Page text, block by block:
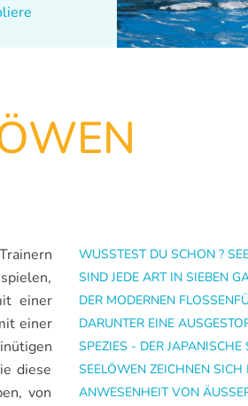
einer
einer
diese
von
WUSSTEST DU SCHON ?
SIND JEDE ART IN SIEBEN
DER MODERNEN
ARUNTER EINE
PEZIES - DER JAPANISCHE
EELÖWEN ZEICHNEN SICH
NWESENHEIT VON